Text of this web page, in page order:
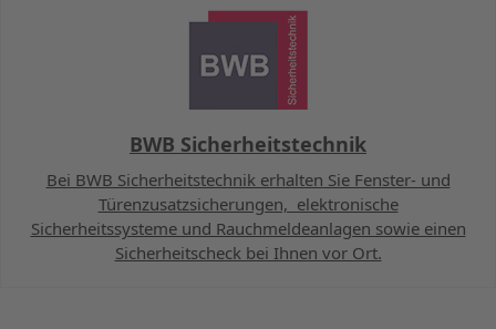
BWB Sicherheitstechnik
Bei BWB Sicherheitstechnik erhalten Sie Fenster- und
Türenzusatzsicherungen, elektronische
Sicherheitssysteme und Rauchmeldeanlagen sowie einen
Sicherheitscheck bei Ihnen vor Ort.